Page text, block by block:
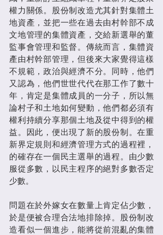
權力關係。股份制改造尤其針對集體土
地資產，並把一些在過去由村幹部不成
文地管理的集體資產，交給新選舉的董
監事會管理和監督。傳統而言，集體資
產由村幹部管理，但後來大家覺得這樣
不規範，政治與經濟不分。同時，他們
又認為，他們世世代代在那工作了數十
年，肯定是集體成員的一分子，所以無
論村子和土地如何變動，他們都必須有
權利持續分享那個土地及從中得到的權
益。因此，便出現了新的股份制。在重
新界定規則和經濟管理方式的過程裡，
的確存在一個民主選舉的過程。由少數
服從多數，以民主程序的絕對多數否定
少數。
問題在於外嫁女在數量上肯定佔少數，
於是便被合理合法地排除掉。股份制改
造看似一個進步，能將從前混亂的集體